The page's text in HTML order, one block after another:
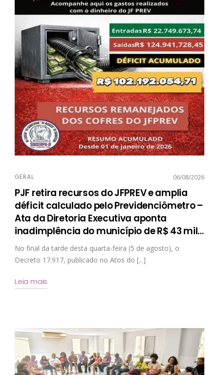
GERAL 06/08/2026
PJF retira recursos do JFPREV e amplia
déficit calculado pelo Previdenciômetro –
Ata da Diretoria Executiva aponta
inadimplência do município de R$ 43 mil…
No final da tarde desta quarta-feira (5 de agosto), o
Decreto 17.917, publicado no Atos do [...]
Leia mais